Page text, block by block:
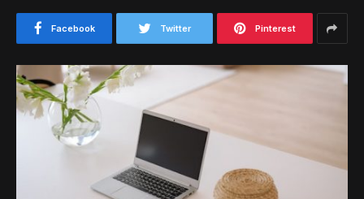
Facebook Twitter Pinterest